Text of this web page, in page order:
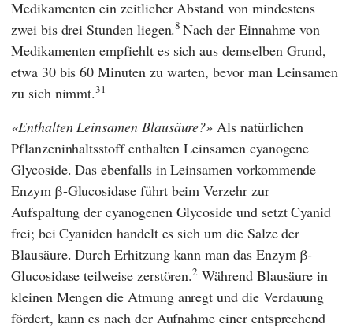
Medikamenten ein zeitlicher Abstand von mindestens
zwei bis drei Stunden liegen.8Nach der Einnahme von
Medikamenten empfiehlt es sich aus demselben Grund,
etwa 30 bis 60 Minuten zu warten, bevor man Leinsamen
zu sich nimmt.31
Enthalten Leinsamen Blausäure?
Als natürlichen
Pflanzeninhaltsstoff enthalten Leinsamen cyanogene
Glycoside. Das ebenfalls in Leinsamen vorkommende
Enzym β-Glucosidase führt beim Verzehr zur
Aufspaltung der cyanogenen Glycoside und setzt Cyanid
frei; bei Cyaniden handelt es sich um die Salze der
Blausäure. Durch Erhitzung kann man das Enzym β-
Glucosidase teilweise zerstören.2 Während Blausäure in
kleinen Mengen die Atmung anregt und die Verdauung
fördert, kann es nach der Aufnahme einer entsprechend